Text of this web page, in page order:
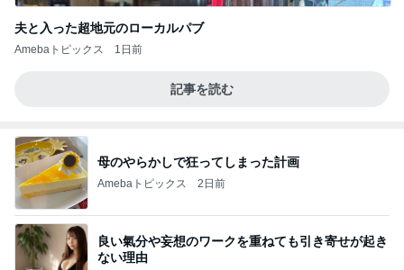
夫と入った超地元のローカルパブ
Amebaトピックス 1日前
記事を読む
母のやらかしで狂ってしまった計画
Amebaトピックス 2日前
良い氣分や妄想のワークを重ねても引き寄せが起き
ない理由